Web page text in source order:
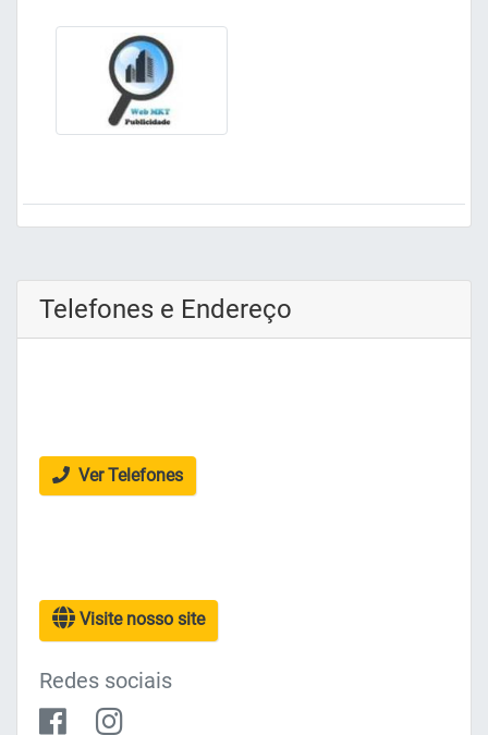
Telefones e Endereço
Ver Telefones
Visite nosso site
Redes sociais